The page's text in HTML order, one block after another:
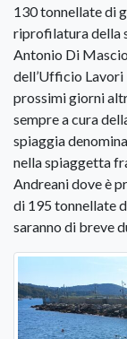
130 tonnellate di
riprofilatura della
Antonio Di
dell’Ufficio
prossimi giorni
sempre a cura
spiaggia
nella spiaggetta
Andreani dove è
di 195 tonnellate
saranno di breve